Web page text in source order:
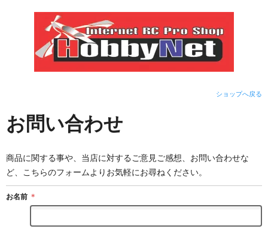
ショップへ戻る
お問い合わせ
商品に関する事や、当店に対するご意見ご感想、お問い合わせな
ど、こちらのフォームよりお気軽にお尋ねください。
お名前 ＊